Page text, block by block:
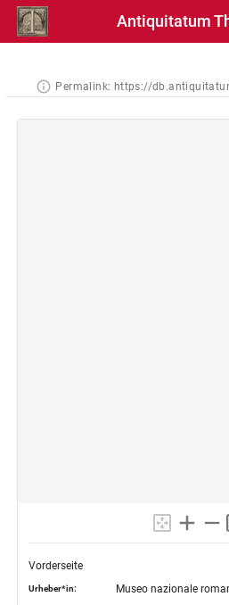
Antiquitatum
Permalink: https://
Vorderseite
Urheber*in: Museo nazionale